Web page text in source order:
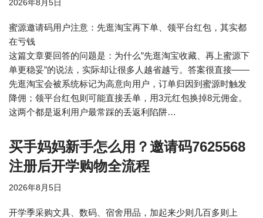
2026年8月5日
蜜源邀请码用户注意：先逛淘宝再下单、领平台红包，其实都
在亏钱
这篇文章要回答的问题是：为什么”先逛淘宝收藏、再上蜜源下
单更稳妥”的说法，实际却让很多人越省越亏。答案很直接——
先逛淘宝会被系统标记为高意向用户，订单归因到蜜源时触发
降佣；领平台红包则可能直接丢单，用3元红包换掉8元佣金。
这两个都是返利用户最常踩的丢返利陷阱…
买手妈妈新手怎么用？邀请码7625568
注册后开学购物全流程
2026年8月5日
开学季采购文具、数码、宿舍用品，加起来少则几百多则上